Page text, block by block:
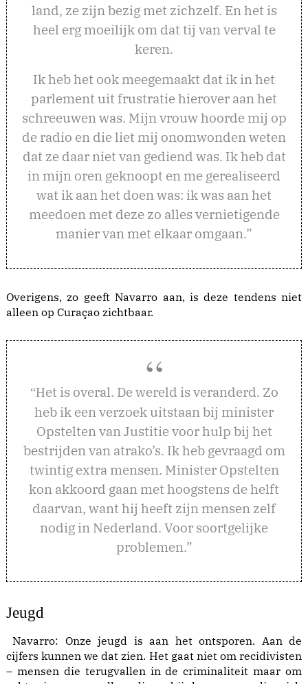
land, ze zijn bezig met zichzelf. En het is
heel erg moeilijk om dat tij van verval te
keren.
Ik heb het ook meegemaakt dat ik in het
parlement uit frustratie hierover aan het
schreeuwen was. Mijn vrouw hoorde mij op
de radio en die liet mij onomwonden weten
dat ze daar niet van gediend was. Ik heb dat
in mijn oren geknoopt en me gerealiseerd
wat ik aan het doen was: ik was aan het
meedoen met deze zo alles vernietigende
manier van met elkaar omgaan.”
Overigens, zo geeft Navarro aan, is deze tendens niet
alleen op Curaçao zichtbaar.
“Het is overal. De wereld is veranderd. Zo
heb ik een verzoek uitstaan bij minister
Opstelten van Justitie voor hulp bij het
bestrijden van atrako’s. Ik heb gevraagd om
twintig extra mensen. Minister Opstelten
kon akkoord gaan met hoogstens de helft
daarvan, want hij heeft zijn mensen zelf
nodig in Nederland. Voor soortgelijke
problemen.”
Jeugd
Navarro: Onze jeugd is aan het ontsporen. Aan de
cijfers kunnen we dat zien. Het gaat niet om recidivisten
– mensen die terugvallen in de criminaliteit maar om